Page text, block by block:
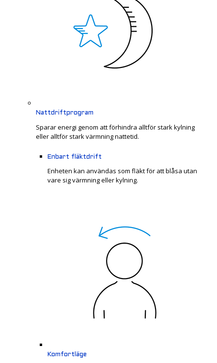
Nattdriftprogram
Sparar energi genom att förhindra alltför stark kylning
eller alltför stark värmning nattetid.
Enbart fläktdrift
Enheten kan användas som fläkt för att blåsa utan
vare sig värmning eller kylning.
Komfortläge